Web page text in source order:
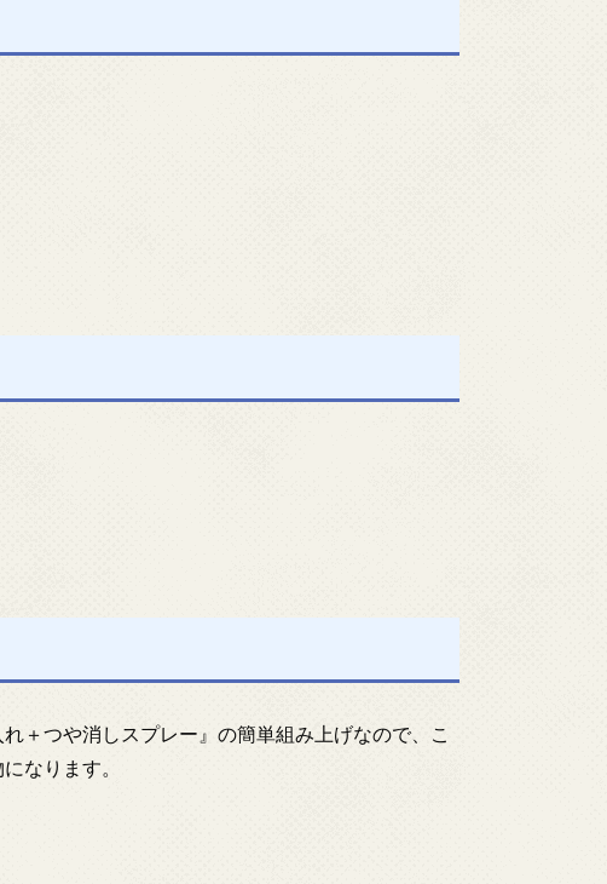
＋つや消しスプレー』の簡単組み上げなので、こ
なります。